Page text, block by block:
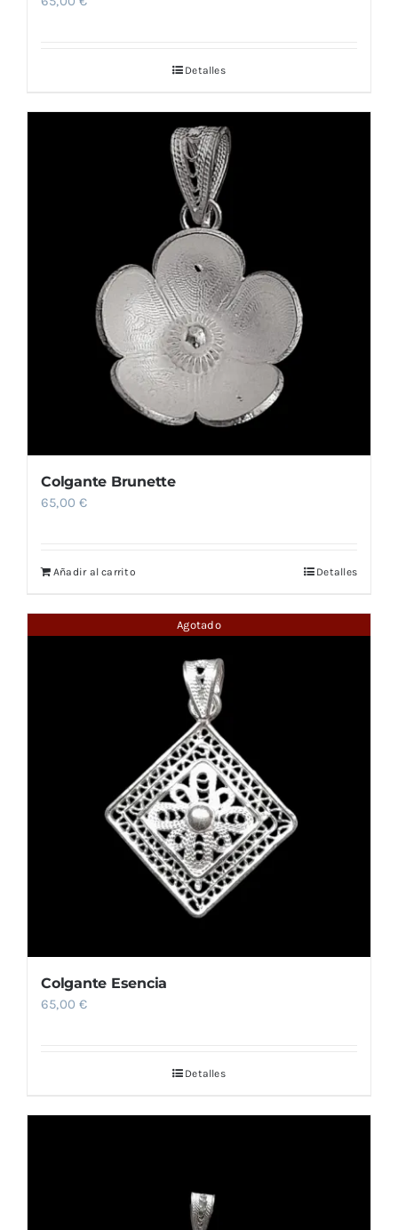
Detalles
Colgante Brunette
65,00€
Añadir al carrito Detalles
Agotado
Colgante Esencia
65,00€
Detalles